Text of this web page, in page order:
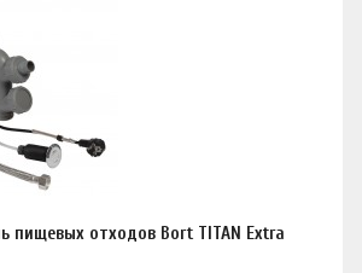
пищевых отходов Bort TITAN Extra